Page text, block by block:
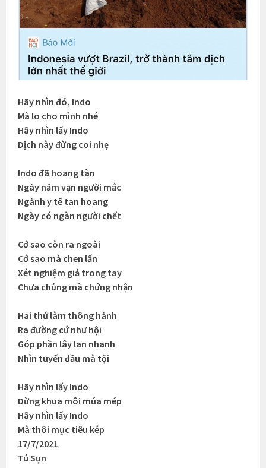
Hãy nhìn đó, Indo
Mà lo cho mình nhé
Hãy nhìn lấy Indo
Dịch này đừng coi nhẹ
Indo đã hoang tàn
Ngày năm vạn người mắc
Ngành y tế tan hoang
Ngày có ngàn người chết
Cớ sao còn ra ngoài
Cớ sao mà chen lấn
Xét nghiệm giả trong tay
Chưa chủng mà chứng nhận
Hai thứ làm thông hành
Ra đường cứ như hội
Góp phần lây lan nhanh
Nhìn tuyến đầu mà tội
Hãy nhìn lấy Indo
Dừng khua môi múa mép
Hãy nhìn lấy Indo
Mà thôi mục tiêu kép
17/7/2021
Tú Sụn